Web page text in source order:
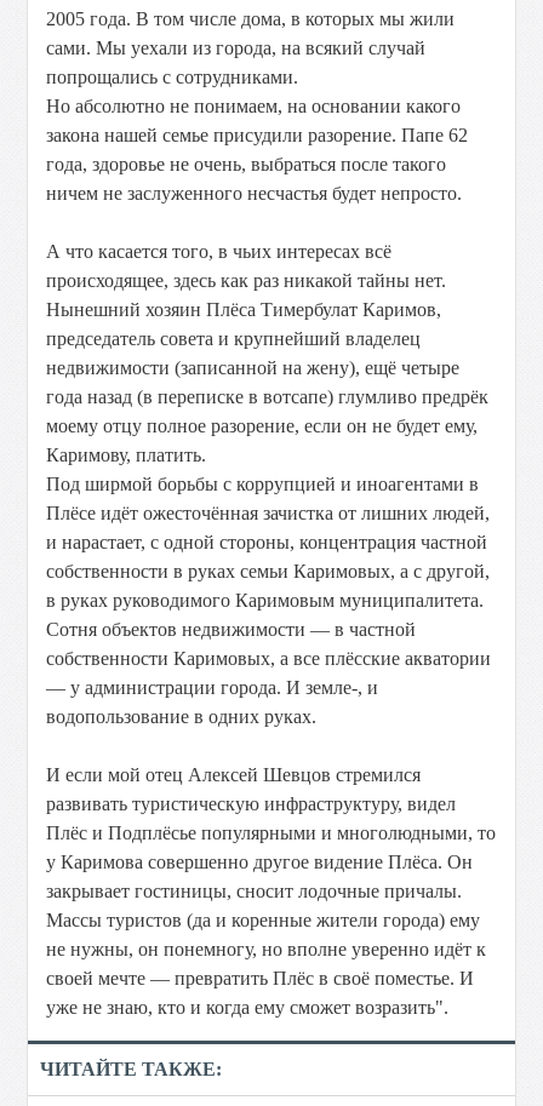
2005 года. В том числе дома, в которых мы жили
сами. Мы уехали из города, на всякий случай
попрощались с сотрудниками.
Но абсолютно не понимаем, на основании какого
закона нашей семье присудили разорение. Папе 62
года, здоровье не очень, выбраться после такого
ничем не заслуженного несчастья будет непросто.
А что касается того, в чьих интересах всё
происходящее, здесь как раз никакой тайны нет.
Нынешний хозяин Плёса Тимербулат Каримов,
председатель совета и крупнейший владелец
недвижимости (записанной на жену), ещё четыре
года назад (в переписке в вотсапе) глумливо предрёк
моему отцу полное разорение, если он не будет ему,
Каримову, платить.
Под ширмой борьбы с коррупцией и иноагентами в
Плёсе идёт ожесточённая зачистка от лишних людей,
и нарастает, с одной стороны, концентрация частной
собственности в руках семьи Каримовых, а с другой,
в руках руководимого Каримовым муниципалитета.
Сотня объектов недвижимости — в частной
собственности Каримовых, а все плёсские акватории
— у администрации города. И земле-, и
водопользование в одних руках.
И если мой отец Алексей Шевцов стремился
развивать туристическую инфраструктуру, видел
Плёс и Подплёсье популярными и многолюдными, то
у Каримова совершенно другое видение Плёса. Он
закрывает гостиницы, сносит лодочные причалы.
Массы туристов (да и коренные жители города) ему
не нужны, он понемногу, но вполне уверенно идёт к
своей мечте — превратить Плёс в своё поместье. И
уже не знаю, кто и когда ему сможет возразить".
ЧИТАЙТЕ ТАКЖЕ: